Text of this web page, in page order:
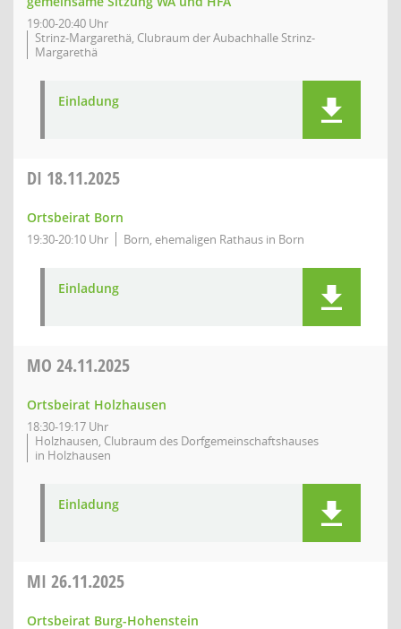
19:00-20:40 Uhr
Strinz-Margarethä, Clubraum der Aubachhalle Strinz-
Margarethä
Einladung
DI 18.11.2025
Ortsbeirat Born
19:30-20:10 Uhr Born, ehemaligen Rathaus in Born
Einladung
MO 24.11.2025
Ortsbeirat Holzhausen
18:30-19:17 Uhr
Holzhausen, Clubraum des Dorfgemeinschaftshauses
in Holzhausen
Einladung
MI 26.11.2025
Ortsbeirat Burg-Hohenstein